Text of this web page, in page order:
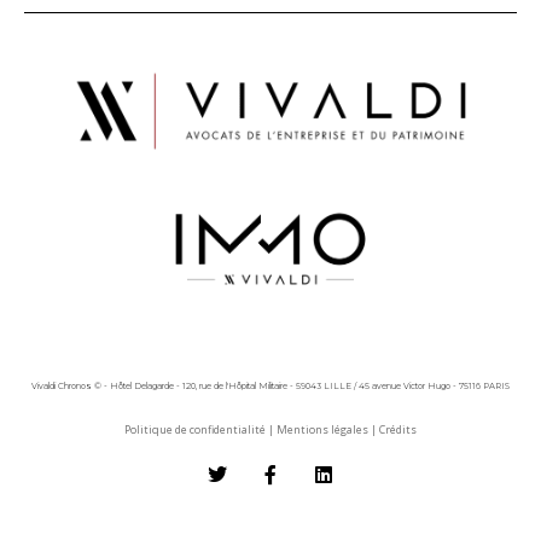
Vivaldi Chronos © - Hôtel Delagarde - 120, rue de l'Hôpital Militaire - 59043 LILLE / 45 avenue Victor Hugo - 75116 PARIS
Politique de confidentialité | Mentions légales | Crédits